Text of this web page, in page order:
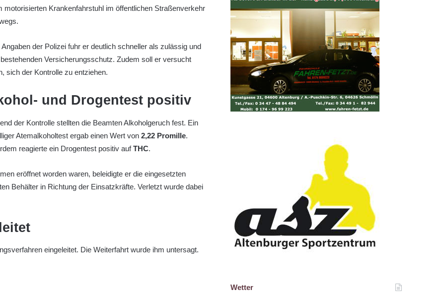
motorisierten Krankenfahrstuhl im öffentlichen Straßenverkehr
Angaben der Polizei fuhr er deutlich schneller als zulässig und
Versicherungsschutz. Zudem soll er versucht
sich der Kontrolle zu entziehen.
und Drogentest positiv
der Kontrolle stellten die Beamten Alkoholgeruch fest. Ein
Atemalkoholtest ergab einen Wert von2,22 Promille.
reagierte ein Drogentest positiv aufTHC.
eröffnet worden waren, beleidigte er die eingesetzten
Behälter in Richtung der Einsatzkräfte. Verletzt wurde dabei
eingeleitet. Die Weiterfahrt wurde ihm untersagt.
Wetter